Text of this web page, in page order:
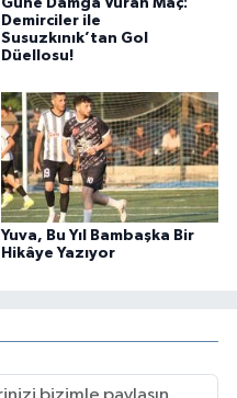
Demirciler ile
Susuzkınık’tan Gol
Düellosu!
Yuva, Bu Yıl Bambaşka Bir
Hikâye Yazıyor